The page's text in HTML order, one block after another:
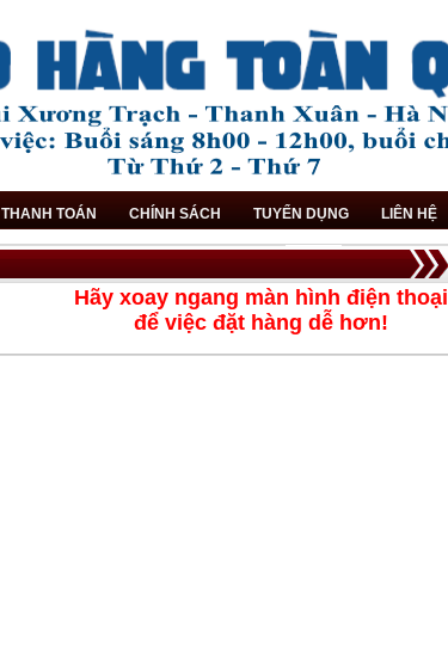
THANH TOÁN CHÍNH SÁCH TUYỂN DỤNG LIÊN HỆ
Hãy xoay ngang màn hình điện thoại
để việc đặt hàng dễ hơn!